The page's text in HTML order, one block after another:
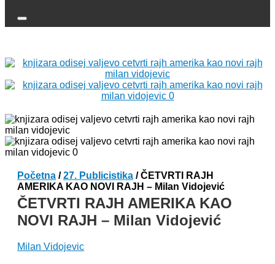
Početna /27. Publicistika / ČETVRTI RAJH
AMERIKA KAO NOVI RAJH – Milan Vidojević
ČETVRTI RAJH AMERIKA KAO
NOVI RAJH – Milan Vidojević
Milan Vidojevic